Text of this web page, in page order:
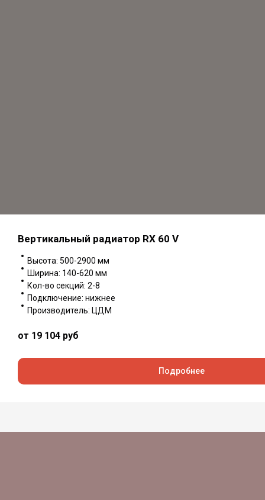
Вертикальный радиатор RX 60 V
Высота: 500-2900 мм
Ширина: 140-620 мм
Кол-во секций: 2-8
Подключение: нижнее
Производитель: ЦДМ
от 19 104 руб
Подробнее